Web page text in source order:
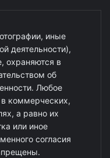
иные
деятельности),
охраняются в
об
Любое
в коммерческих,
а равно их
или иное
согласия